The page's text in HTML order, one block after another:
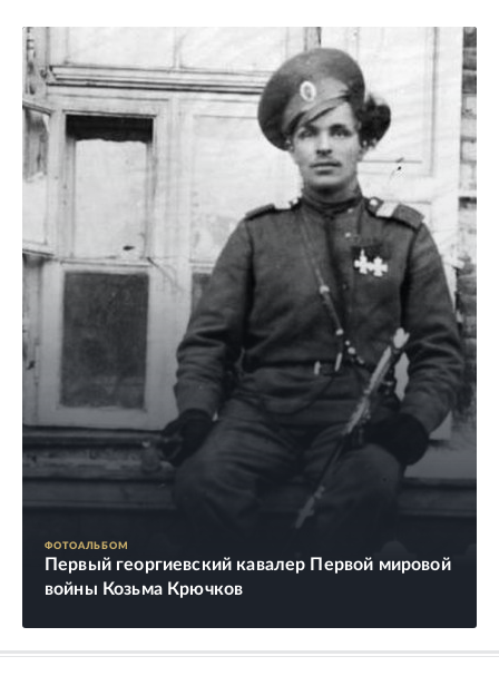
ФОТОАЛЬБОМ
Первый георгиевский кавалер Первой мировой
войны Козьма Крючков